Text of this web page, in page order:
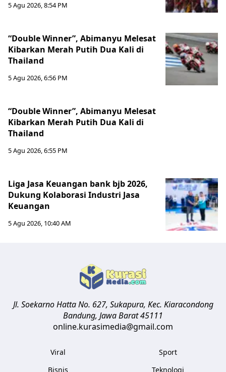
5 Agu 2026, 8:54 PM
“Double Winner”, Abimanyu Melesat
Kibarkan Merah Putih Dua Kali di
Thailand
5 Agu 2026, 6:56 PM
“Double Winner”, Abimanyu Melesat
Kibarkan Merah Putih Dua Kali di
Thailand
5 Agu 2026, 6:55 PM
Liga Jasa Keuangan bank bjb 2026,
Dukung Kolaborasi Industri Jasa
Keuangan
5 Agu 2026, 10:40 AM
Jl. Soekarno Hatta No. 627, Sukapura, Kec. Kiaracondong
Bandung, Jawa Barat45111
online.kurasimedia@gmail.com
Viral
Bisnis
Sport
Teknologi